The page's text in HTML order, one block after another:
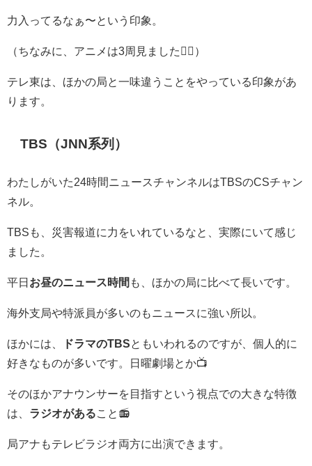
力入ってるなぁ〜という印象。
（ちなみに、アニメは3周見ました🙋‍♀️）
テレ東は、ほかの局と一味違うことをやっている印象があ
ります。
TBS（JNN系列）
わたしがいた24時間ニュースチャンネルはTBSのCSチャン
ネル。
TBSも、災害報道に力をいれているなと、実際にいて感じ
ました。
平日 お昼のニュース時間 も、ほかの局に比べて長いです。
海外支局や特派員が多いのもニュースに強い所以。
ほかには、 ドラマのTBSともいわれるのですが、個人的に
好きなものが多いです。日曜劇場とか📺
そのほかアナウンサーを目指すという視点での大きな特徴
は、 ラジオがあること📻
局アナもテレビラジオ両方に出演できます。